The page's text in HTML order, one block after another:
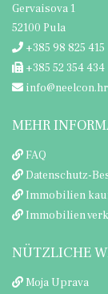
Gervaisova 1
52100 Pula
+385 98 825 415
+385 52 354 434
info@neelcon.hr
MEHR
FAQ
Datenschutz-
Immobilien
Immobilien
NÜTZLICHE
Moja Uprava